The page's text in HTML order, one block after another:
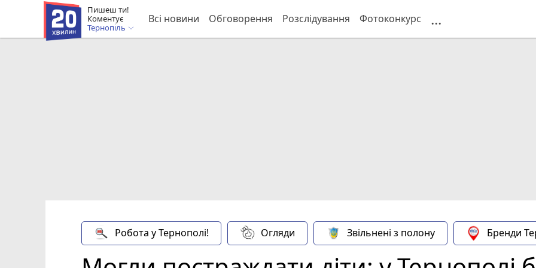
Пишеш ти!
Коментує
Тернопіль
Всі новини Обговорення Розслідування Фотоконкурс ...
Робота у Тернополі! Огляди Звільнені з полону Бренди